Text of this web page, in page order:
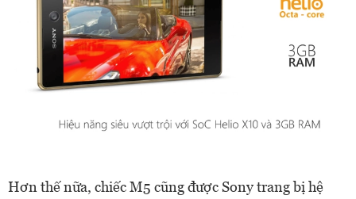
Hơn thế nữa, chiếc M5 cũng được Sony trang bị hệ